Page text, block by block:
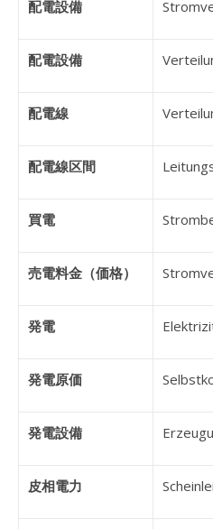
配電設備
配電設備
配電線
配電線区間
買電
売電料金（価格）
発電
発電原価
発電設備
皮相電力